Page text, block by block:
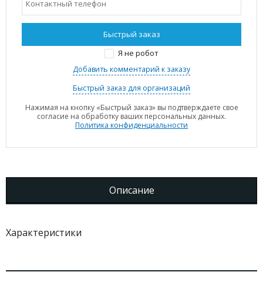
Я не робот
Добавить комментарий к заказу
Быстрый заказ для организаций
Нажимая на кнопку «Быстрый заказ» вы подтверждаете свое
согласие на обработку ваших персональных данных.
Политика конфиденциальности
Описание
Характеристики